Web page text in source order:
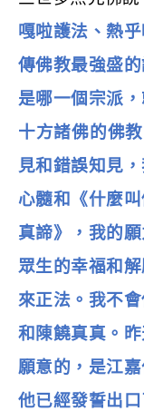
嘎啦護法、熱
傳佛教最強盛
是哪一個宗派
十方諸佛的佛
見和錯誤知見
心髓和《什麼
真諦》，我的
眾生的幸福和
來正法。我不
和陳饒真真。
願意的，是江
他已經發誓出